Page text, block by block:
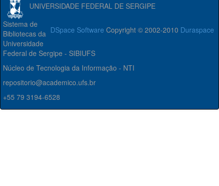
UNIVERSIDADE FEDERAL DE SERGIPE
DSpace Software Copyright © 2002-2010 Duraspace
Sistema de
Bibliotecas da
Universidade
Federal de Sergipe - SIBIUFS
Núcleo de Tecnologia da Informação - NTI
repositorio@academico.ufs.br
+55 79 3194-6528